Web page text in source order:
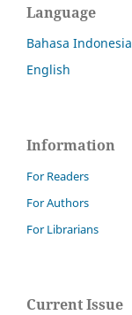
Language
Bahasa Indonesia
English
Information
For Readers
For Authors
For Librarians
Current Issue